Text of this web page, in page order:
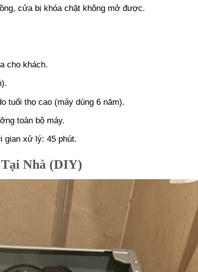
cửa bị khóa chặt không mở được.
cho khách.
tuổi thọ cao (máy dùng 6 năm).
toàn bộ máy.
gian xử lý: 45 phút.
Nhà (DIY)